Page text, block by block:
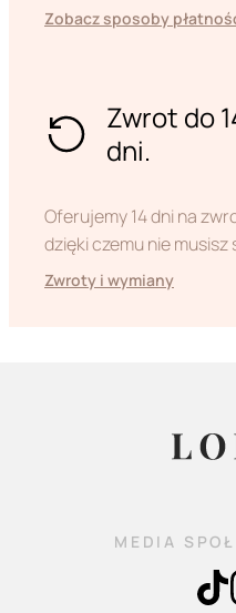
Zobacz sposoby
Zwrot do
dni.
Oferujemy 14 dni na
dzięki czemu nie musisz
Zwroty i wymiany
MEDIA